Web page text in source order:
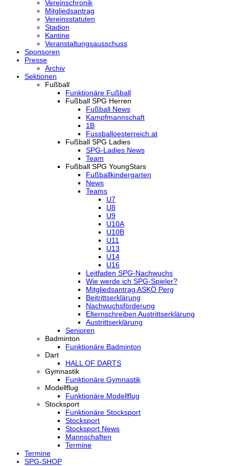
Vereinschronik
Mitgliedsantrag
Vereinsstatuten
Stadion
Kantine
Veranstaltungsausschuss
Sponsoren
Presse
Archiv
Sektionen
Fußball
Funktionäre Fußball
Fußball SPG Herren
Fußball News
Kampfmannschaft
1B
Fussballoesterreich.at
Fußball SPG Ladies
SPG-Ladies News
Team
Fußball SPG YoungStars
Fußballkindergarten
News
Teams
U7
U8
U9
U10A
U10B
U11
U13
U14
U16
Leitfaden SPG-Nachwuchs
Wie werde ich SPG-Spieler?
Mitgliedsantrag ASKÖ Perg
Beitrittserklärung
Nachwuchsförderung
Elternschreiben Austrittserklärung
Austrittserklärung
Senioren
Badminton
Funktionäre Badminton
Dart
HALL OF DARTS
Gymnastik
Funktionäre Gymnastik
Modellflug
Funktionäre Modellflug
Stocksport
Funktionäre Stocksport
Stocksport
Stocksport News
Mannschaften
Termine
Termine
SPG-SHOP